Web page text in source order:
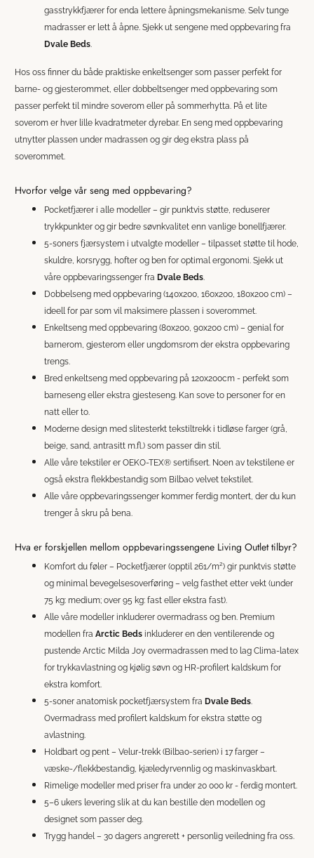
gasstrykkfjærer for enda lettere åpningsmekanisme. Selv tunge
madrasser er lett å åpne. Sjekk ut sengene med oppbevaring fra
Dvale Beds.
Hos oss finner du både praktiske enkeltsenger som passer perfekt for
barne- og gjesterommet, eller dobbeltsenger med oppbevaring som
passer perfekt til mindre soverom eller på sommerhytta. På et lite
soverom er hver lille kvadratmeter dyrebar. En seng med oppbevaring
utnytter plassen under madrassen og gir deg ekstra plass på
soverommet.
Hvorfor velge vår seng med oppbevaring?
Pocketfjærer i alle modeller – gir punktvis støtte, reduserer
trykkpunkter og gir bedre søvnkvalitet enn vanlige bonellfjærer.
5-soners fjærsystem i utvalgte modeller – tilpasset støtte til hode,
skuldre, korsrygg, hofter og ben for optimal ergonomi. Sjekk ut
våre oppbevaringssenger fra Dvale Beds.
Dobbelseng med oppbevaring (140x200, 160x200, 180x200 cm) –
ideell for par som vil maksimere plassen i soverommet.
Enkeltseng med oppbevaring (80x200, 90x200 cm) – genial for
barnerom, gjesterom eller ungdomsrom der ekstra oppbevaring
trengs.
Bred enkeltseng med oppbevaring på 120x200cm - perfekt som
barneseng eller ekstra gjesteseng. Kan sove to personer for en
natt eller to.
Moderne design med slitesterkt tekstiltrekk i tidløse farger (grå,
beige, sand, antrasitt m.fl.) som passer din stil.
Alle våre tekstiler er OEKO-TEX® sertifisert. Noen av tekstilene er
også ekstra flekkbestandig som Bilbao velvet tekstilet.
Alle våre oppbevaringssenger kommer ferdig montert, der du kun
trenger å skru på bena.
Hva er forskjellen mellom oppbevaringssengene Living Outlet tilbyr?
Komfort du føler – Pocketfjærer (opptil 261/m²) gir punktvis støtte
og minimal bevegelsesoverføring – velg fasthet etter vekt (under
75 kg: medium; over 95 kg: fast eller ekstra fast).
Alle våre modeller inkluderer overmadrass og ben. Premium
modellen fra Arctic Beds inkluderer en den ventilerende og
pustende Arctic Milda Joy overmadrassen med to lag Clima-latex
for trykkavlastning og kjølig søvn og HR-profilert kaldskum for
ekstra komfort.
5-soner anatomisk pocketfjærsystem fra Dvale Beds.
Overmadrass med profilert kaldskum for ekstra støtte og
avlastning.
Holdbart og pent – Velur-trekk (Bilbao-serien) i 17 farger –
væske-/flekkbestandig, kjæledyrvennlig og maskinvaskbart.
Rimelige modeller med priser fra under 20 000 kr - ferdig montert.
5–6 ukers levering slik at du kan bestille den modellen og
designet som passer deg.
Trygg handel – 30 dagers angrerett + personlig veiledning fra oss.